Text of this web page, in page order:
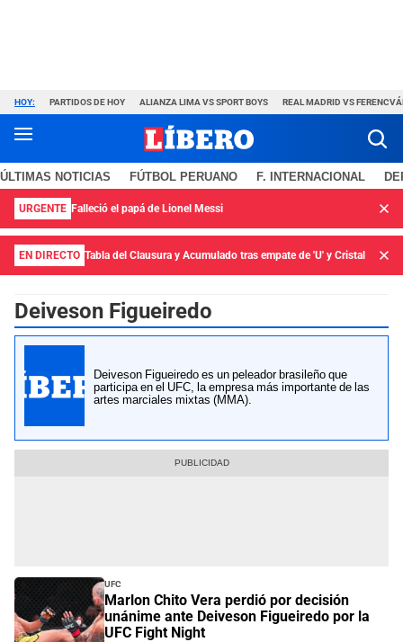
HOY: PARTIDOS DE HOY ALIANZA LIMA VS SPORT BOYS REAL MADRID VS
ÚLTIMAS NOTICIAS FÚTBOL PERUANO F. INTERNACIONAL
URGENTE Falleció el papá de Lionel Messi
EN DIRECTO Tabla del Clausura y Acumulado tras empate de 'U' y Cristal
Deiveson Figueiredo
Deiveson Figueiredo es un peleador brasileño que
participa en el UFC, la empresa más importante de las
artes marciales mixtas (MMA).
UFC
Marlon Chito Vera perdió por decisión
unánime ante Deiveson Figueiredo por la
UFC Fight Night